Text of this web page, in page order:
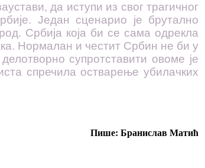
да иступи из свог трагичног
Један сценарио је брутално
Србија која би се сама одрекла
Нормалан и честит Србин не би у
супротставити овоме је
спречила остварење убилачких
Пише: Бранислав Матић